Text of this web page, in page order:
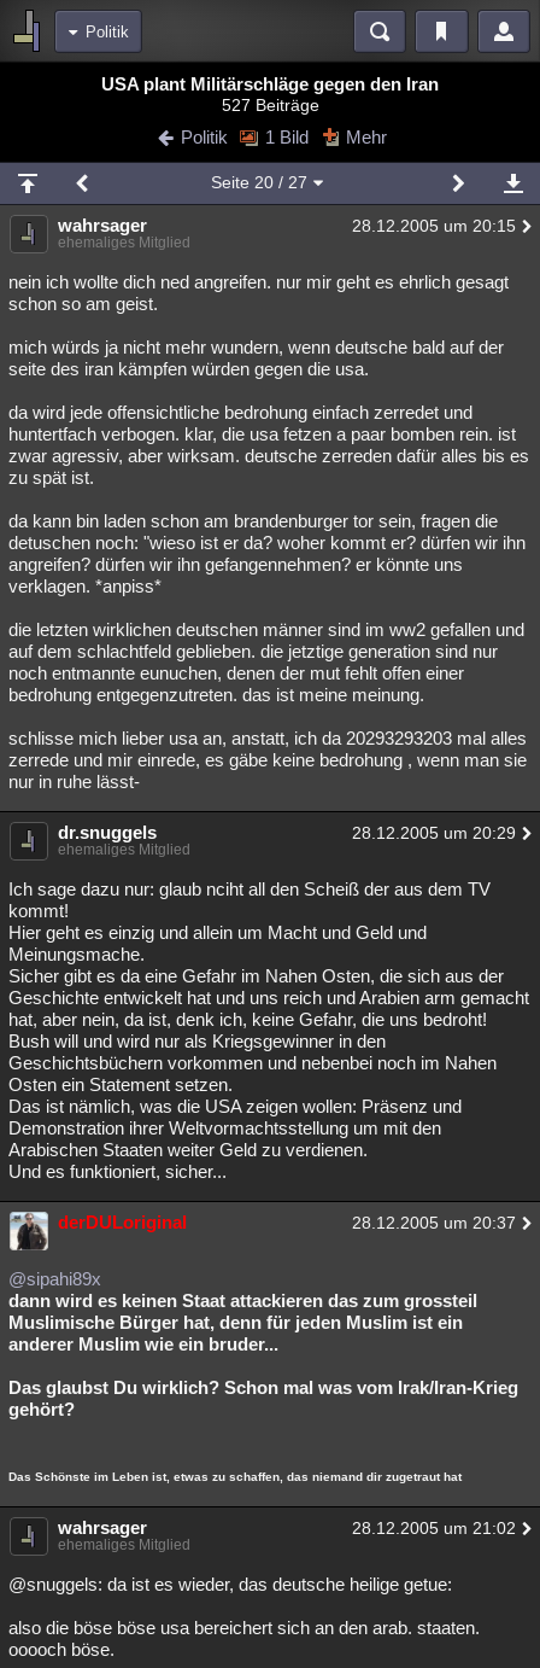
Politik
Blogs Videos
Chat Wiki Neuigkeiten
meine Rubriken
Menschen Wissenschaft Mystery Kriminalfälle
Spiritualität Verschwörungen Technologie Ufologie
weitere Rubriken
Astronomie Helpdesk Gruppen Gaming Filme
Musik
Übersichten
Besucht Teilgenommen Alle Neue Geschlossen
USA plant Militärschläge gegen den Iran
527 Beiträge
Politik 1 Bild Mehr
Seite 20/ 27
wahrsager 28.12.2005 um 20:15
ehemaliges Mitglied
nein ich wollte dich ned angreifen. nur mir geht es ehrlich gesagt
schon so am geist.
mich würds ja nicht mehr wundern, wenn deutsche bald auf der
seite des iran kämpfen würden gegen die usa.
da wird jede offensichtliche bedrohung einfach zerredet und
huntertfach verbogen. klar, die usa fetzen a paar bomben rein. ist
zwar agressiv, aber wirksam. deutsche zerreden dafür alles bis es
zu spät ist.
da kann bin laden schon am brandenburger tor sein, fragen die
detuschen noch: "wieso ist er da? woher kommt er? dürfen wir ihn
angreifen? dürfen wir ihn gefangennehmen? er könnte uns
verklagen. *anpiss*
die letzten wirklichen deutschen männer sind im ww2 gefallen und
auf dem schlachtfeld geblieben. die jetztige generation sind nur
noch entmannte eunuchen, denen der mut fehlt offen einer
bedrohung entgegenzutreten. das ist meine meinung.
schlisse mich lieber usa an, anstatt, ich da 20293293203 mal alles
zerrede und mir einrede, es gäbe keine bedrohung , wenn man sie
nur in ruhe lässt-
dr.snuggels 28.12.2005 um 20:29
ehemaliges Mitglied
Ich sage dazu nur: glaub nciht all den Scheiß der aus dem TV
kommt!
Hier geht es einzig und allein um Macht und Geld und
Meinungsmache.
Sicher gibt es da eine Gefahr im Nahen Osten, die sich aus der
Geschichte entwickelt hat und uns reich und Arabien arm gemacht
hat, aber nein, da ist, denk ich, keine Gefahr, die uns bedroht!
Bush will und wird nur als Kriegsgewinner in den
Geschichtsbüchern vorkommen und nebenbei noch im Nahen
Osten ein Statement setzen.
Das ist nämlich, was die USA zeigen wollen: Präsenz und
Demonstration ihrer Weltvormachtsstellung um mit den
Arabischen Staaten weiter Geld zu verdienen.
Und es funktioniert, sicher...
derDULoriginal 28.12.2005 um 20:37
@sipahi89x
dann wird es keinen Staat attackieren das zum grossteil
Muslimische Bürger hat, denn für jeden Muslim ist ein
anderer Muslim wie ein bruder...
Das glaubst Du wirklich? Schon mal was vom Irak/Iran-Krieg
gehört?
Das Schönste im Leben ist, etwas zu schaffen, das niemand dir zugetraut hat
wahrsager 28.12.2005 um 21:02
ehemaliges Mitglied
@snuggels: da ist es wieder, das deutsche heilige getue:
also die böse böse usa bereichert sich an den arab. staaten.
ooooch böse.